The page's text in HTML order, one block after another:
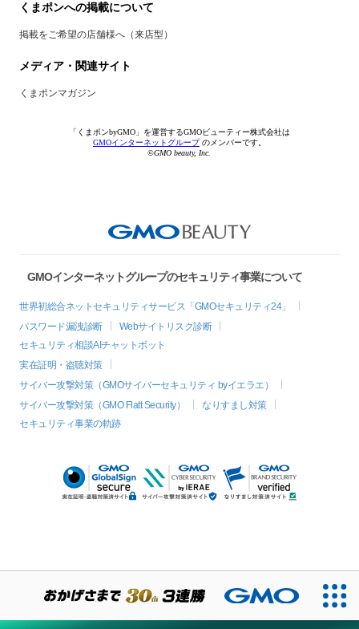
くまポンへの掲載について
掲載をご希望の店舗様へ（来店型）
メディア・関連サイト
くまポンマガジン
「くまポンbyGMO」を運営するGMOビューティー株式会社は
GMOインターネットグループのメンバーです。
©GMO beauty, Inc.
GMOインターネットグループのセキュリティ事業について
世界初総合ネットセキュリティサービス「GMOセキュリティ24」
パスワード漏洩診断
Webサイトリスク診断
セキュリティ相談AIチャットボット
実在証明・盗聴対策
サイバー攻撃対策（GMOサイバーセキュリティ byイエラエ）
サイバー攻撃対策（GMO Flatt Security）
なりすまし対策
セキュリティ事業の軌跡